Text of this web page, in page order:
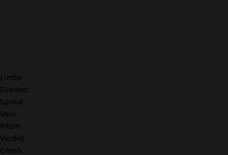
Limbo
Everlast
Sprout
Vein
Rilum
Verdict
Gnash